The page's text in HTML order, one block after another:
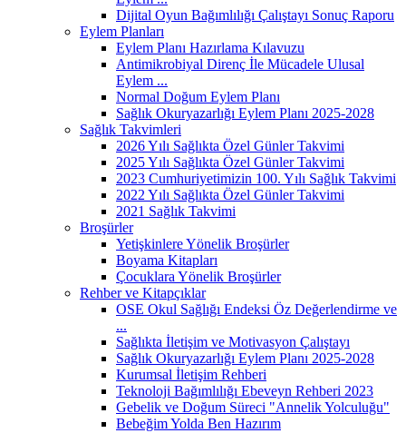
Dijital Oyun Bağımlılığı Çalıştayı Sonuç Raporu
Eylem Planları
Eylem Planı Hazırlama Kılavuzu
Antimikrobiyal Direnç İle Mücadele Ulusal
Eylem ...
Normal Doğum Eylem Planı
Sağlık Okuryazarlığı Eylem Planı 2025-2028
Sağlık Takvimleri
2026 Yılı Sağlıkta Özel Günler Takvimi
2025 Yılı Sağlıkta Özel Günler Takvimi
2023 Cumhuriyetimizin 100. Yılı Sağlık Takvimi
2022 Yılı Sağlıkta Özel Günler Takvimi
2021 Sağlık Takvimi
Broşürler
Yetişkinlere Yönelik Broşürler
Boyama Kitapları
Çocuklara Yönelik Broşürler
Rehber ve Kitapçıklar
OSE Okul Sağlığı Endeksi Öz Değerlendirme ve
...
Sağlıkta İletişim ve Motivasyon Çalıştayı
Sağlık Okuryazarlığı Eylem Planı 2025-2028
Kurumsal İletişim Rehberi
Teknoloji Bağımlılığı Ebeveyn Rehberi 2023
Gebelik ve Doğum Süreci "Annelik Yolculuğu"
Bebeğim Yolda Ben Hazırım